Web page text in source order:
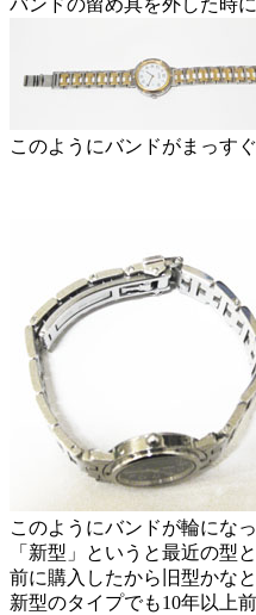
バンドの留め具を外した時に
このようにバンドがまっす
このようにバンドが輪にな
「新型」というと最近の型
前に購入したから旧型かな
新型のタイプでも10年以上